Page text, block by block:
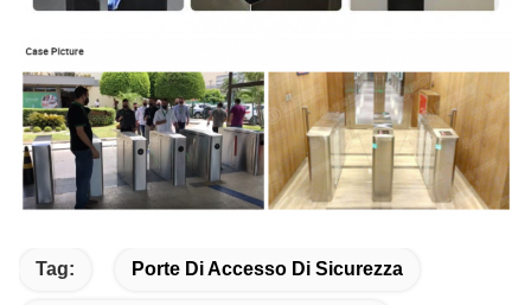
Tag: Porte Di Accesso Di Sicurezza